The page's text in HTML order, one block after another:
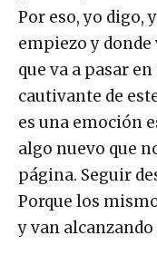
Por eso, yo digo,
empiezo y donde
que va a pasar
cautivante de
es una emoción
algo nuevo que
página. Seguir
Porque los
y van alcanzando